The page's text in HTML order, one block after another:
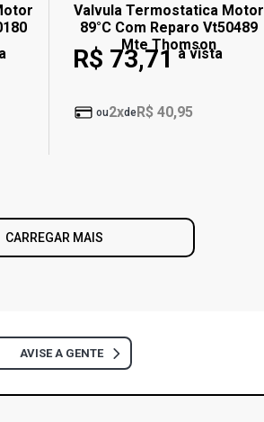
Valvula Termostatica Motor
89°C Com Reparo Vt50489
Mte Thomson
R$ 73,71 à vista
ou2xdeR$ 40,95
CARREGAR MAIS
AVISE A GENTE